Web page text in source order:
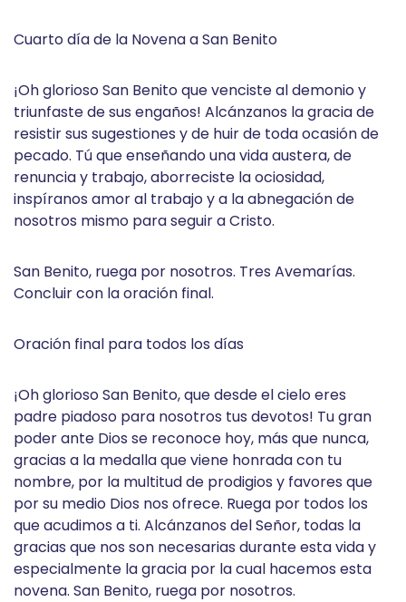
Cuarto día de la Novena a San Benito
¡Oh glorioso San Benito que venciste al demonio y
triunfaste de sus engaños! Alcánzanos la gracia de
resistir sus sugestiones y de huir de toda ocasión de
pecado. Tú que enseñando una vida austera, de
renuncia y trabajo, aborreciste la ociosidad,
inspíranos amor al trabajo y a la abnegación de
nosotros mismo para seguir a Cristo.
San Benito, ruega por nosotros. Tres Avemarías.
Concluir con la oración final.
Oración final para todos los días
¡Oh glorioso San Benito, que desde el cielo eres
padre piadoso para nosotros tus devotos! Tu gran
poder ante Dios se reconoce hoy, más que nunca,
gracias a la medalla que viene honrada con tu
nombre, por la multitud de prodigios y favores que
por su medio Dios nos ofrece. Ruega por todos los
que acudimos a ti. Alcánzanos del Señor, todas la
gracias que nos son necesarias durante esta vida y
especialmente la gracia por la cual hacemos esta
novena. San Benito, ruega por nosotros.